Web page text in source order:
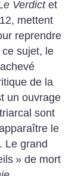
Verdictet
mettent
reprendre
sujet, le
de la
un ouvrage
sont
le
Le grand
» de mort